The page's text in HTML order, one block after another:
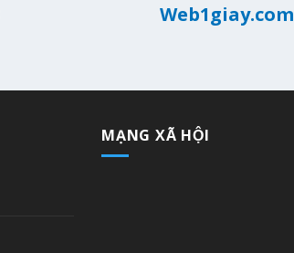
Web1giay.com
MẠNG XÃ HỘI